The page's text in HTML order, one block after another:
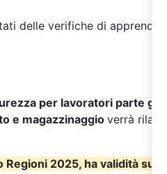
delle verifiche di
per lavoratori parte
e magazzinaggioverrà
Regioni 2025, ha validità su